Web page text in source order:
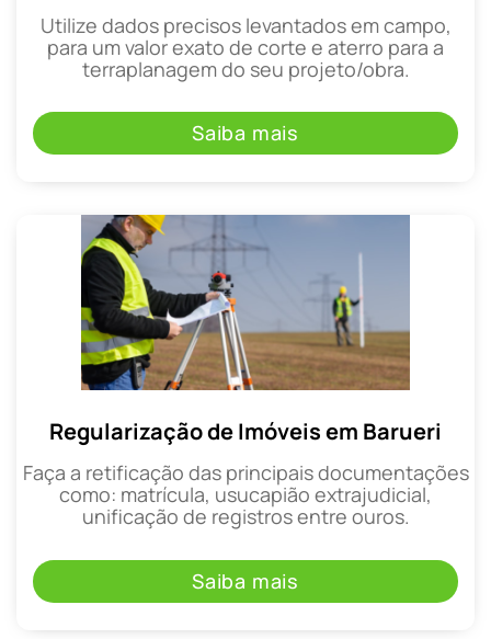
Utilize dados precisos levantados em campo,
para um valor exato de corte e aterro para a
terraplanagem do seu projeto/obra.
Saiba mais
Regularização de Imóveis em Barueri
Faça a retificação das principais documentações
como: matrícula, usucapião extrajudicial,
unificação de registros entre ouros.
Saiba mais